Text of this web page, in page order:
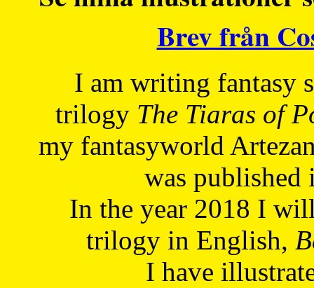
Brev från
I am writing fantasy
trilogy The Tiaras of
my fantasyworld
was published
In the year 2018 I
trilogy in English,
I have